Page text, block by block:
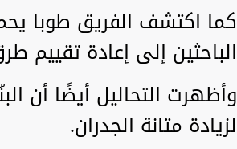
كما اكتشف الفريق طوبا
الباحثين إلى إعادة تقييم
وأظهرت التحاليل أيضًا أن
لزيادة متانة الجدران.